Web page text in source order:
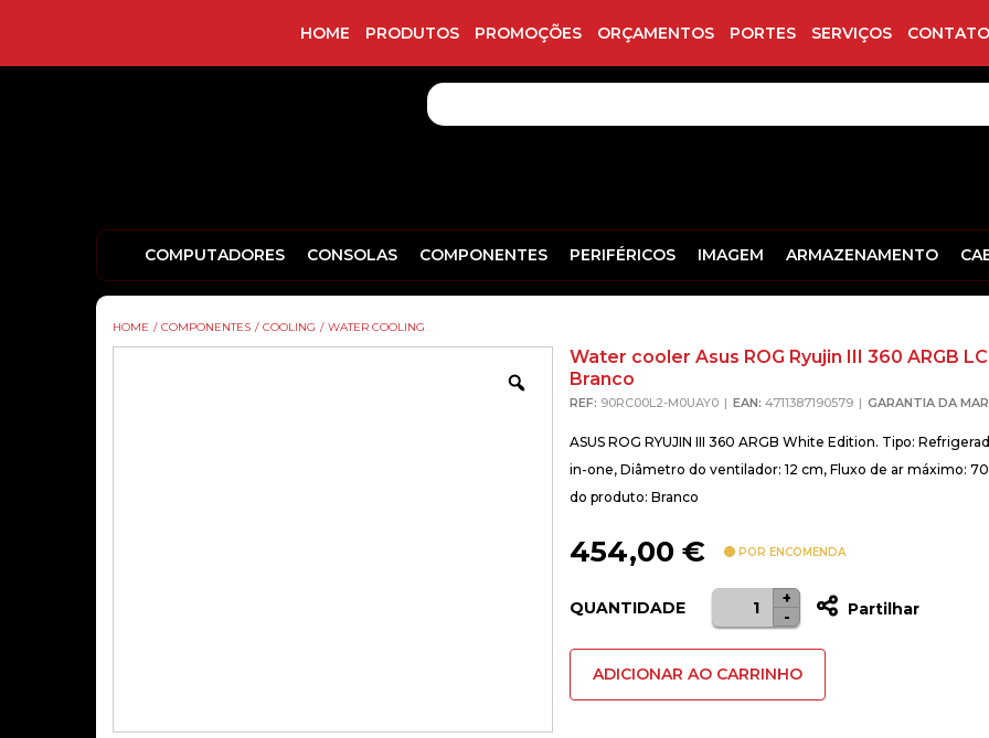
HOME PRODUTOS PROMOÇÕES ORÇAMENTOS PORTES SERVIÇOS
COMPUTADORES CONSOLAS COMPONENTES PERIFÉRICOS IMAGEM ARMAZENAMENTO
HOME / COMPONENTES / COOLING / WATER COOLING
Zoom
Water cooler Asus ROG Ryujin III 360 ARGB
Branco
REF: 90RC00L2-M0UAY0 EAN: 4711387190579 GARANTIA DA
ASUS ROG RYUJIN III 360 ARGB White Edition. Tipo:
in-one, Diâmetro do ventilador: 12 cm, Fluxo de ar máximo:
do produto: Branco
454,00 € POR ENCOMENDA
QUANTIDADE
Quantidade
de
Water
cooler
-
+
Partilhar
ADICIONAR AO CARRINHO